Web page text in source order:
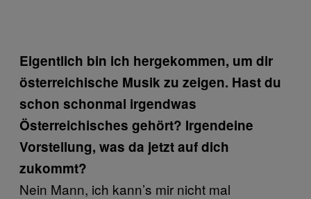
Eigentlich bin ich hergekommen, um dir
österreichische Musik zu zeigen. Hast du
schon schonmal irgendwas
Österreichisches gehört? Irgendeine
Vorstellung, was da jetzt auf dich
zukommt?
Nein Mann, ich kann’s mir nicht mal